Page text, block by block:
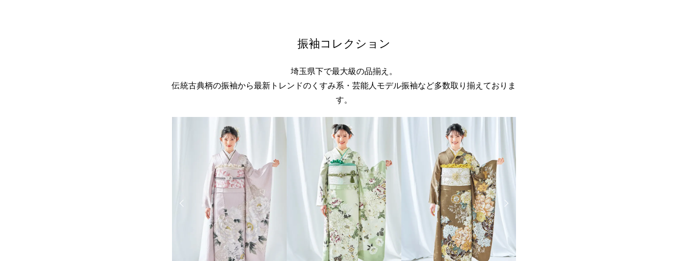
振袖コレクション
埼玉県下で最大級の品揃え。
伝統古典柄の振袖から最新トレンドのくすみ系・芸能人モデル振袖など多数取り揃えておりま
す。